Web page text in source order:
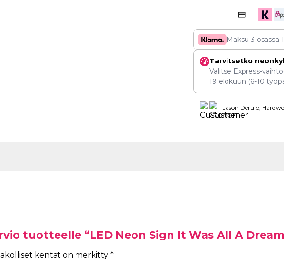
Maksu 3 osassa
Tarvitsetko
Valitse Express-
19 elokuun (6-10
Jason Derulo,
tuotteelle “LED Neon Sign It Was All A
kentät on merkitty *